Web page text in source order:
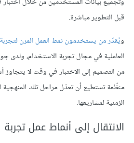
قبل التطوير مباشرة.
ويقدرمن يستخدموننمطالعمل المرنلتجربة
العاملية في مجال تجربة الاستخدام، ولدى
من التصميم إلى الاختبار في وقت لا يتجاوز
منظّمة تستطيع أن تعدّل مراحل تلك
الزمنية لمشاريعها.
الانتقال إلى أنماط عمل